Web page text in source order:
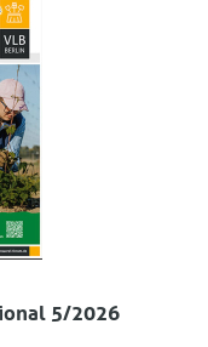
5/2026